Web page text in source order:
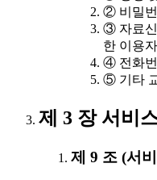
② 비밀
③ 자료신
한 이용
④ 전화번
⑤ 기타
제 3 장 서비
제 9 조 (서